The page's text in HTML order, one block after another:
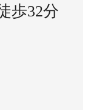
歩32分